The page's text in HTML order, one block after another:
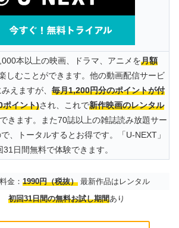
本以上の映画、ドラマ、アニメを月額
しむことができます。他の動画配信サービ
えますが、 毎月1,200円分のポイントが付
ポイント)され、これで新作映画のレンタル
きます。また70誌以上の雑誌読み放題サー
、トータルするとお得です。「U-NEXT」
31日間無料で体験できます。
金： 1990円（税抜）最新作品はレンタル
初回31日間の無料お試し期間あり